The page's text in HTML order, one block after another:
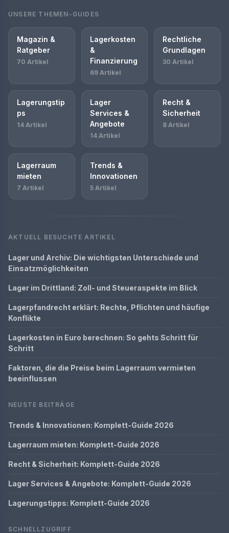
UNSERE THEMEN-GUIDES
Magazin &
Ratgeber
70 Artikel
Lagerkosten
&
Finanzierung
69 Artikel
Rechtliche
Grundlagen
30 Artikel
Lagerungstip
ps
14 Artikel
Lager
Services &
Angebote
14 Artikel
Recht &
Sicherheit
8 Artikel
Lagerraum
mieten
7 Artikel
Trends &
Innovationen
5 Artikel
AKTUELL BESUCHTE ARTIKEL
Lager und Archiv: Die wichtigsten Unterschiede und
Einsatzmöglichkeiten
Lager im Drittland: Zoll- und Steueraspekte im Blick
Lagerpfandrecht erklärt: Rechte, Pflichten und häufige
Konflikte
Lagerkosten in Euro berechnen: So gehts Schritt für
Schritt
Faktoren, die die Preise beim Lagerraum vermieten
beeinflussen
NEUSTE BEITRÄGE
Trends & Innovationen: Komplett-Guide 2026
Lagerraum mieten: Komplett-Guide 2026
Recht & Sicherheit: Komplett-Guide 2026
Lager Services & Angebote: Komplett-Guide 2026
Lagerungstipps: Komplett-Guide 2026
SCHNELLZUGRIFF